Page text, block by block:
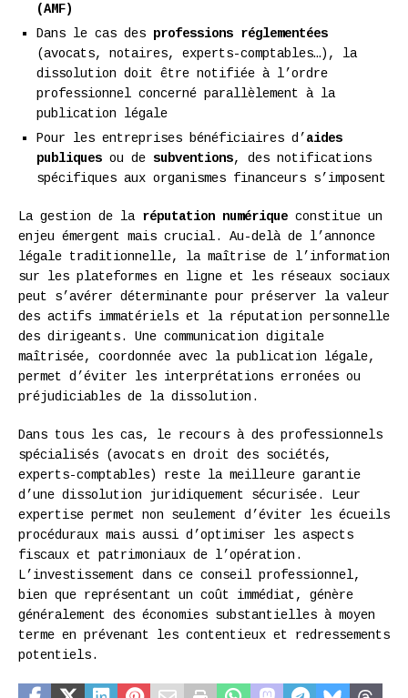
(AMF)
Dans le cas des professions réglementées
(avocats, notaires, experts-comptables…), la
dissolution doit être notifiée à l’ordre
professionnel concerné parallèlement à la
publication légale
Pour les entreprises bénéficiaires d’ aides
publiques ou de subventions, des notifications
spécifiques aux organismes financeurs s’imposent
La gestion de la réputation numérique constitue un
enjeu émergent mais crucial. Au-delà de l’annonce
légale traditionnelle, la maîtrise de l’information
sur les plateformes en ligne et les réseaux sociaux
peut s’avérer déterminante pour préserver la valeur
des actifs immatériels et la réputation personnelle
des dirigeants. Une communication digitale
maîtrisée, coordonnée avec la publication légale,
permet d’éviter les interprétations erronées ou
préjudiciables de la dissolution.
Dans tous les cas, le recours à des professionnels
spécialisés (avocats en droit des sociétés,
experts-comptables) reste la meilleure garantie
d’une dissolution juridiquement sécurisée. Leur
expertise permet non seulement d’éviter les écueils
procéduraux mais aussi d’optimiser les aspects
fiscaux et patrimoniaux de l’opération.
L’investissement dans ce conseil professionnel,
bien que représentant un coût immédiat, génère
généralement des économies substantielles à moyen
terme en prévenant les contentieux et redressements
potentiels.